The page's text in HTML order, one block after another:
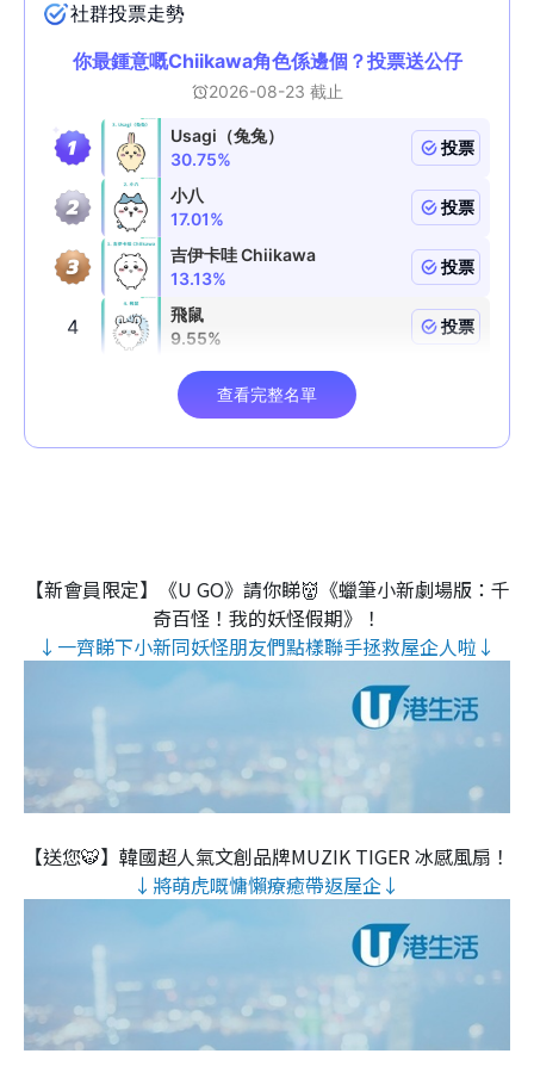
【新會員限定】《U GO》請你睇👹《蠟筆小新劇場版：千
奇百怪！我的妖怪假期》！
↓一齊睇下小新同妖怪朋友們點樣聯手拯救屋企人啦↓
【送您🐯】韓國超人氣文創品牌MUZIK TIGER 冰感風扇！
↓將萌虎嘅慵懶療癒帶返屋企↓